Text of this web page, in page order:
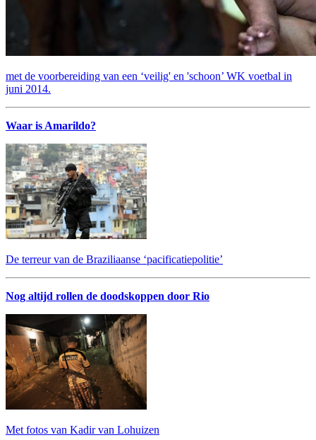
met de voorbereiding van een ‘veilig' en 'schoon’ WK voetbal in
juni 2014.
Waar is Amarildo?
De terreur van de Braziliaanse ‘pacificatiepolitie’
Nog altijd rollen de doodskoppen door Rio
Met fotos van Kadir van Lohuizen